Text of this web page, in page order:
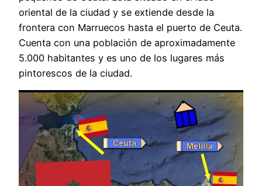
oriental de la ciudad y se extiende desde la
frontera con Marruecos hasta el puerto de Ceuta.
Cuenta con una población de aproximadamente
5.000 habitantes y es uno de los lugares más
pintorescos de la ciudad.